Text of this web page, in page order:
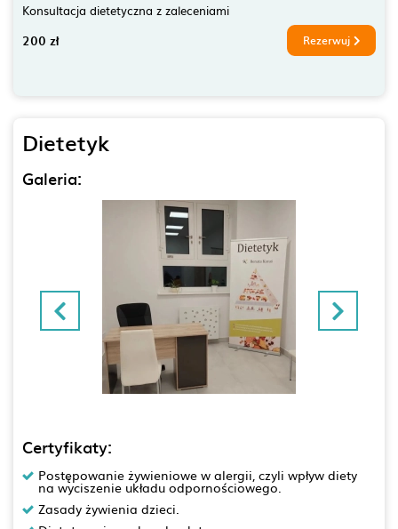
Konsultacja dietetyczna z zaleceniami
200 zł Rezerwuj
Dietetyk
Galeria:
Certyfikaty:
Postępowanie żywieniowe w alergii, czyli wpływ diety
na wyciszenie układu odpornościowego.
Zasady żywienia dzieci.